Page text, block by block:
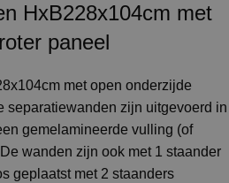
HxB228x104cm met
paneel
met open onderzijde
separatiewanden zijn uitgevoerd in
gemelamineerde vulling (of
wanden zijn ook met 1 staander
geplaatst met 2 staanders